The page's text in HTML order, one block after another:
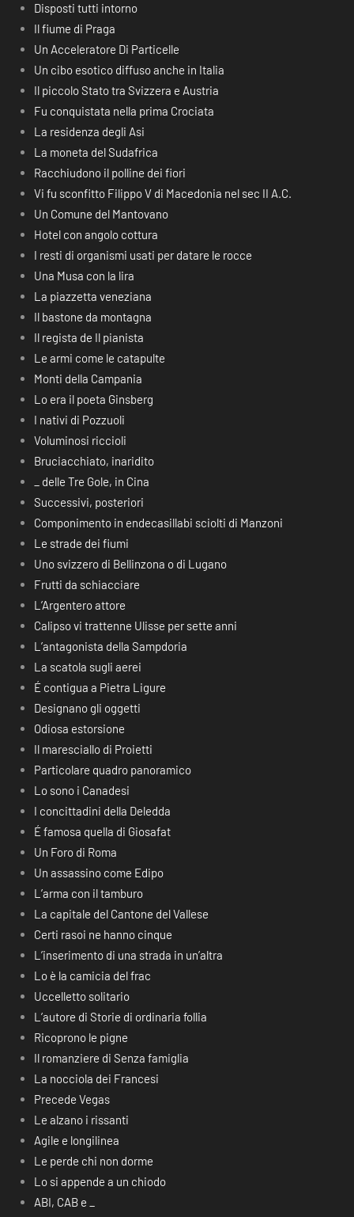
Disposti tutti intorno
Il fiume di Praga
Un Acceleratore Di Particelle
Un cibo esotico diffuso anche in Italia
Il piccolo Stato tra Svizzera e Austria
Fu conquistata nella prima Crociata
La residenza degli Asi
La moneta del Sudafrica
Racchiudono il polline dei fiori
Vi fu sconfitto Filippo V di Macedonia nel sec II A.C.
Un Comune del Mantovano
Hotel con angolo cottura
I resti di organismi usati per datare le rocce
Una Musa con la lira
La piazzetta veneziana
Il bastone da montagna
Il regista de Il pianista
Le armi come le catapulte
Monti della Campania
Lo era il poeta Ginsberg
I nativi di Pozzuoli
Voluminosi riccioli
Bruciacchiato, inaridito
_ delle Tre Gole, in Cina
Successivi, posteriori
Componimento in endecasillabi sciolti di Manzoni
Le strade dei fiumi
Uno svizzero di Bellinzona o di Lugano
Frutti da schiacciare
L’Argentero attore
Calipso vi trattenne Ulisse per sette anni
L’antagonista della Sampdoria
La scatola sugli aerei
É contigua a Pietra Ligure
Designano gli oggetti
Odiosa estorsione
Il maresciallo di Proietti
Particolare quadro panoramico
Lo sono i Canadesi
I concittadini della Deledda
É famosa quella di Giosafat
Un Foro di Roma
Un assassino come Edipo
L’arma con il tamburo
La capitale del Cantone del Vallese
Certi rasoi ne hanno cinque
L’inserimento di una strada in un’altra
Lo è la camicia del frac
Uccelletto solitario
L’autore di Storie di ordinaria follia
Ricoprono le pigne
Il romanziere di Senza famiglia
La nocciola dei Francesi
Precede Vegas
Le alzano i rissanti
Agile e longilinea
Le perde chi non dorme
Lo si appende a un chiodo
ABI, CAB e _